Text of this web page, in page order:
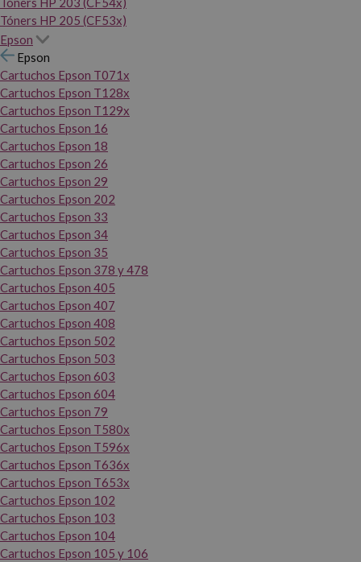
Tóners HP 205 (CF53x)
Epson
Epson
Cartuchos Epson T071x
Cartuchos Epson T128x
Cartuchos Epson T129x
Cartuchos Epson 16
Cartuchos Epson 18
Cartuchos Epson 26
Cartuchos Epson 29
Cartuchos Epson 202
Cartuchos Epson 33
Cartuchos Epson 34
Cartuchos Epson 35
Cartuchos Epson 378 y 478
Cartuchos Epson 405
Cartuchos Epson 407
Cartuchos Epson 408
Cartuchos Epson 502
Cartuchos Epson 503
Cartuchos Epson 603
Cartuchos Epson 604
Cartuchos Epson 79
Cartuchos Epson T580x
Cartuchos Epson T596x
Cartuchos Epson T636x
Cartuchos Epson T653x
Cartuchos Epson 102
Cartuchos Epson 103
Cartuchos Epson 104
Cartuchos Epson 105 y 106